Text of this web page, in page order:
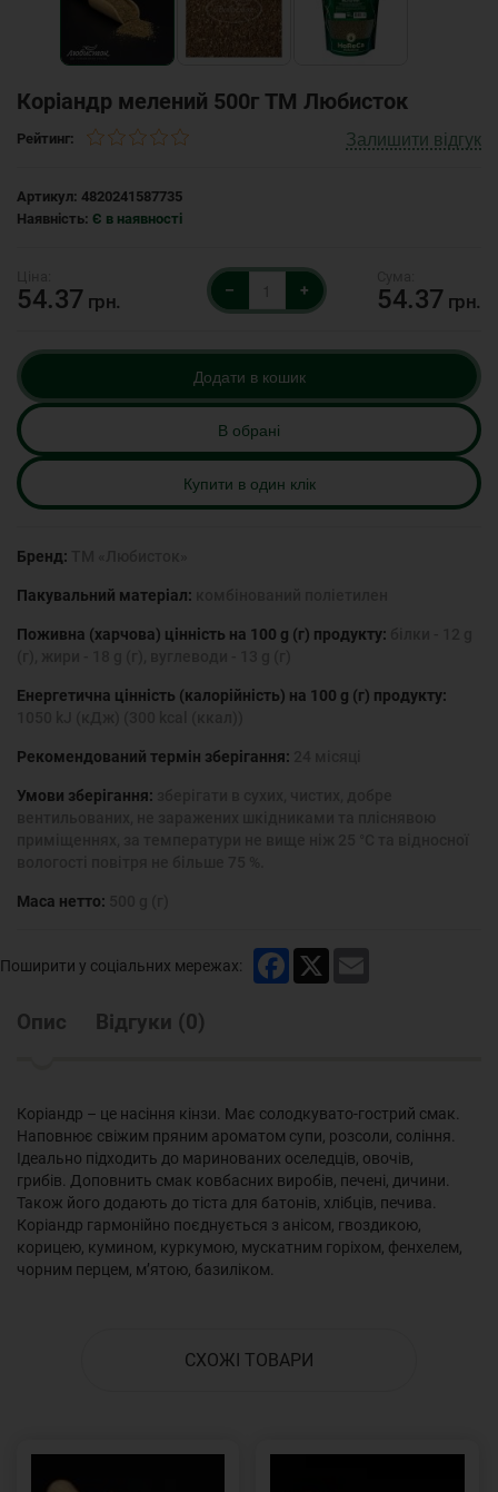
Коріандр мелений 500г ТМ Любисток
Рейтинг: Залишити відгук
Артикул: 4820241587735
Наявність: Є в наявності
54.37 грн.
– + 54.37 грн.
Додати в кошик
В обрані
Купити в один клік
Бренд:
Пакувальний матеріал:
Поживна (харчова) цінність на 100 g (г) продукту:
Енергетична цінність (калорійність) на 100 g (г) продукту:
Рекомендований термін зберігання:
Умови зберігання:
Маса нетто:
Поширити у соціальних мережах: Facebook
Опис Відгуки (0)
Коріандр – це насіння кінзи. Має солодкувато-гострий смак.
Наповнює свіжим пряним ароматом супи, розсоли, соління.
Ідеально підходить до маринованих оселедців, овочів,
грибів. Доповнить смак ковбасних виробів, печені, дичини.
Також його додають до тіста для батонів, хлібців, печива.
Коріандр гармонійно поєднується з анісом, гвоздикою,
корицею, кумином, куркумою, мускатним горіхом, фенхелем,
чорним перцем, м’ятою, базиліком.
СХОЖІ ТОВАРИ